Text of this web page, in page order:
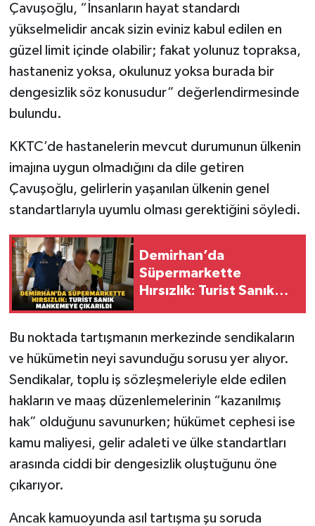
Çavuşoğlu, “İnsanların hayat standardı
yükselmelidir ancak sizin eviniz kabul edilen en
güzel limit içinde olabilir; fakat yolunuz topraksa,
hastaneniz yoksa, okulunuz yoksa burada bir
dengesizlik söz konusudur” değerlendirmesinde
bulundu.
KKTC’de hastanelerin mevcut durumunun ülkenin
imajına uygun olmadığını da dile getiren
Çavuşoğlu, gelirlerin yaşanılan ülkenin genel
standartlarıyla uyumlu olması gerektiğini söyledi.
Demirhan’da
Süpermarkette
Hırsızlık: Turist Sanık
Bu noktada tartışmanın merkezinde sendikaların
ve hükümetin neyi savunduğu sorusu yer alıyor.
Sendikalar, toplu iş sözleşmeleriyle elde edilen
hakların ve maaş düzenlemelerinin “kazanılmış
hak” olduğunu savunurken; hükümet cephesi ise
kamu maliyesi, gelir adaleti ve ülke standartları
arasında ciddi bir dengesizlik oluştuğunu öne
çıkarıyor.
Ancak kamuoyunda asıl tartışma şu soruda